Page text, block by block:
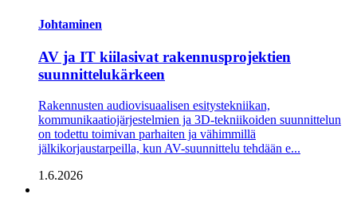
Johtaminen
AV ja IT kiilasivat rakennusprojektien
suunnittelukärkeen
Rakennusten audiovisuaalisen esitystekniikan,
kommunikaatiojärjestelmien ja 3D-tekniikoiden suunnittelun
on todettu toimivan parhaiten ja vähimmillä
jälkikorjaustarpeilla, kun AV-suunnittelu tehdään e...
1.6.2026